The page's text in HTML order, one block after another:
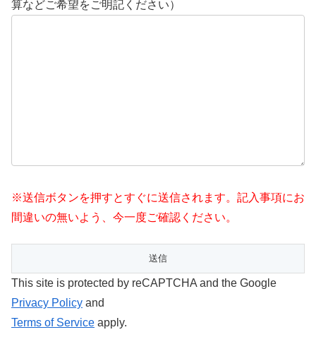
算などご希望をご明記ください）
※送信ボタンを押すとすぐに送信されます。記入事項にお
間違いの無いよう、今一度ご確認ください。
This site is protected by reCAPTCHA and the Google
Privacy Policy and
Terms of Service apply.